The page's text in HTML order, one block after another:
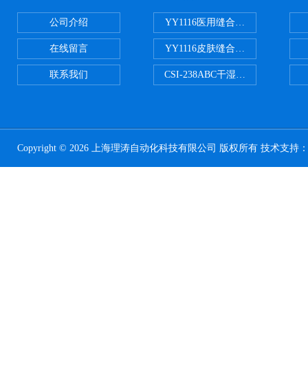
公司介绍
在线留言
联系我们
YY1116医用缝合线线径试验仪
YY1116皮肤缝合线线径测量仪
CSI-238ABC干湿电动摩擦色牢度
Copyright © 2026 上海理涛自动化科技有限公司 版权所有 技术支持：